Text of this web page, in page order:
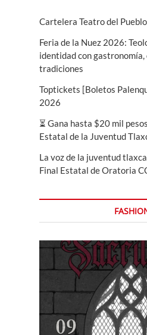
resuenadosequis victormendivil
Cartelera Teatro del
Feria de la Nuez 2026:
identidad con
tradiciones
Toptickets [Boletos
2026
⏳ Gana hasta $20 mil
Estatal de la Juventud
La voz de la juventud
Final Estatal de Oratoria